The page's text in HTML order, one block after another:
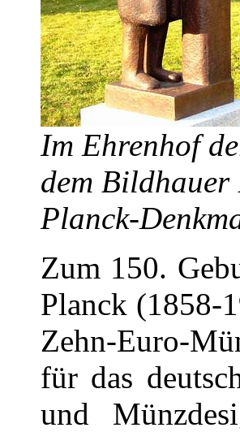
Im Ehrenhof
dem
Planck-
Zum 150.
Planck (1858-
Zehn-Euro-
für das
und